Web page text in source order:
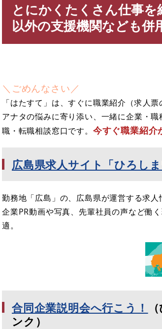
とにかくたくさん仕事を
以外の支援機関なども
＼ごめんなさい／
「はたすて」は、すぐに職業紹介（求人
アナタの悩みに寄り添い、一緒に企業・
職・転職相談窓口です。 今すぐ職業紹介
広島県求人サイト「ひろしま
勤務地「広島」の、広島県が運営する求人
企業PR動画や写真、先輩社員の声など働
適。
合同企業説明会へ行こう！
ンク）